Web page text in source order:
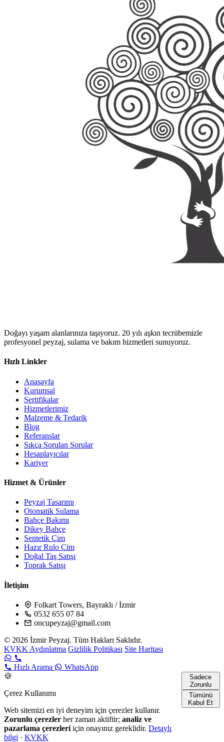
Doğayı yaşam alanlarınıza taşıyoruz. 20 yılı aşkın tecrübemizle
profesyonel peyzaj, sulama ve bakım hizmetleri sunuyoruz.
Hızlı Linkler
Anasayfa
Kurumsal
Sertifikalar
Hizmetlerimiz
Malzeme & Tedarik
Blog
Referanslar
Sıkça Sorulan Sorular
Hesaplayıcılar
Kariyer
Hizmet & Ürünler
Peyzaj Tasarımı
Otomatik Sulama
Bahçe Bakımı
Dikey Bahçe
Sentetik Çim
Hazır Rulo Çim
Doğal Taş Satışı
Toprak Satışı
İletişim
Folkart Towers, Bayraklı / İzmir
0532 655 07 84
oncupeyzaj@gmail.com
© 2026 İzmir Peyzaj. Tüm Hakları Saklıdır.
KVKK Aydınlatma Gizlilik Politikası Site Haritası
Hızlı Arama
WhatsApp
🍪
Çerez Kullanımı
Web sitemizi en iyi deneyim için çerezler kullanır.
Zorunlu çerezler her zaman aktiftir; analiz ve
pazarlama çerezleri için onayınız gereklidir. Detaylı
bilgi · KVKK
Sadece
Zorunlu
Tümünü
Kabul Et